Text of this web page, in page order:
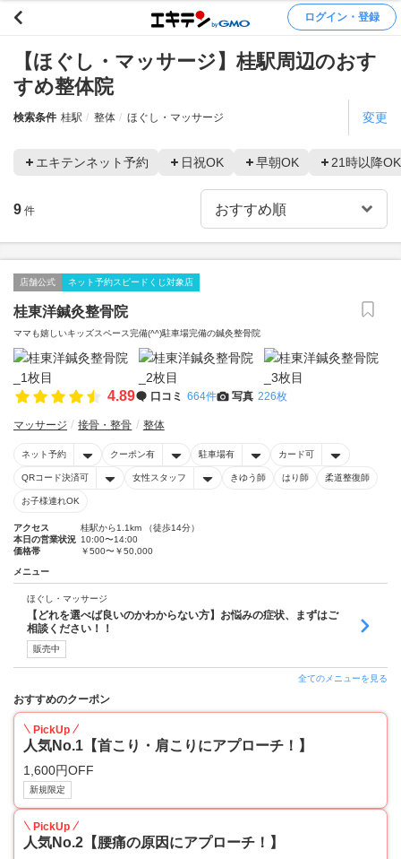
ログイン・登録
【ほぐし・マッサージ】桂駅周辺のおす
すめ整体院
検索条件 桂駅 整体 ほぐし・マッサージ 変更
エキテンネット予約 日祝OK 早朝OK 21時以降OK
9 件
店舗公式 ネット予約スピードくじ対象店
桂東洋鍼灸整骨院
ママも嬉しいキッズスペース完備(^^)駐車場完備の鍼灸整骨院
4.89 口コミ 664件 写真 226枚
マッサージ 接骨・整骨 整体
ネット予約 クーポン有 駐車場有 カード可
QRコード決済可 女性スタッフ きゆう師 はり師 柔道整復師
お子様連れOK
アクセス
桂駅から1.1km （徒歩14分）
本日の営業状況 10:00〜14:00
価格帯
￥500〜￥50,000
メニュー
ほぐし・マッサージ
【どれを選べば良いのかわからない方】お悩みの症状、まずはご
相談ください！！
販売中
全てのメニューを見る
おすすめのクーポン
PickUp
人気No.1【首こり・肩こりにアプローチ！】
1,600円OFF
新規限定
PickUp
人気No.2【腰痛の原因にアプローチ！】